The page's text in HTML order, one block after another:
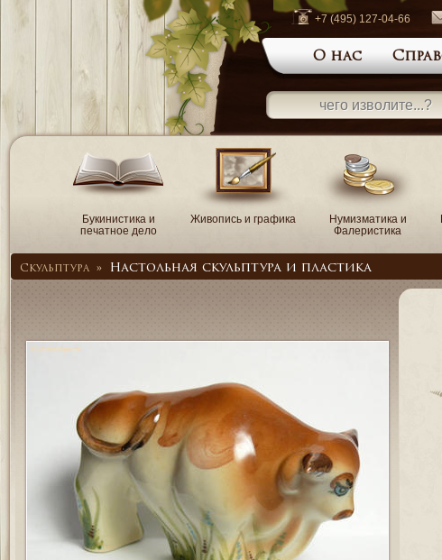
+7 (495) 127-04-66
О нас
Букинистика и
печатное дело
Живопись и графика
Нумизматика и
Фалеристика
Скульптура » Настольная скульптура и пластика